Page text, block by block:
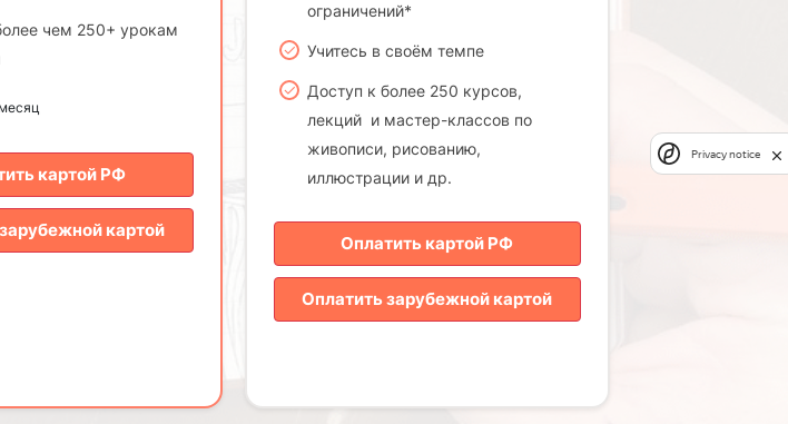
чем 250+ урокам
картой РФ
картой
ограничений*
Учитесь в своём темпе
Доступ к более 250 курсов,
лекций и мастер-классов по
живописи, рисованию,
иллюстрации и др.
Оплатить картой РФ
Оплатить зарубежной картой
Privacy notice